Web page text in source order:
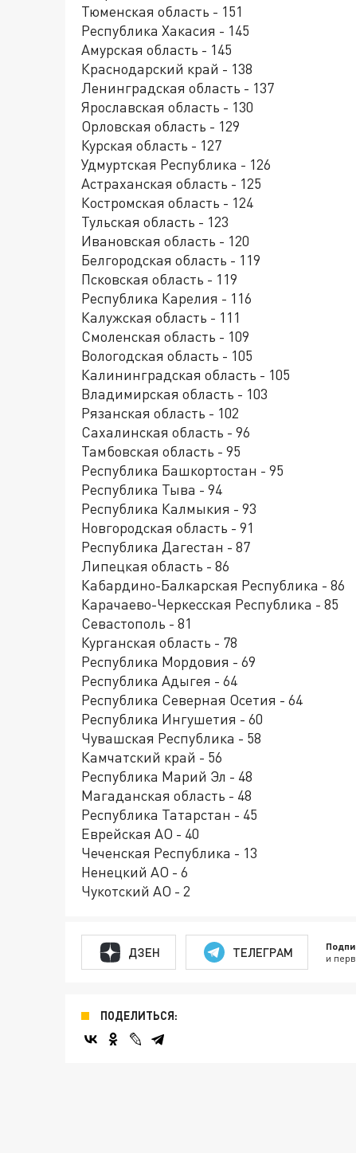
Тюменская область - 151
Республика Хакасия - 145
Амурская область - 145
Краснодарский край - 138
Ленинградская область - 137
Ярославская область - 130
Орловская область - 129
Курская область - 127
Удмуртская Республика - 126
Астраханская область - 125
Костромская область - 124
Тульская область - 123
Ивановская область - 120
Белгородская область - 119
Псковская область - 119
Республика Карелия - 116
Калужская область - 111
Смоленская область - 109
Вологодская область - 105
Калининградская область - 105
Владимирская область - 103
Рязанская область - 102
Сахалинская область - 96
Тамбовская область - 95
Республика Башкортостан - 95
Республика Тыва - 94
Республика Калмыкия - 93
Новгородская область - 91
Республика Дагестан - 87
Липецкая область - 86
Кабардино-Балкарская Республика - 86
Карачаево-Черкесская Республика - 85
Севастополь - 81
Курганская область - 78
Республика Мордовия - 69
Республика Адыгея - 64
Республика Северная Осетия - 64
Республика Ингушетия - 60
Чувашская Республика - 58
Камчатский край - 56
Республика Марий Эл - 48
Магаданская область - 48
Республика Татарстан - 45
Еврейская АО - 40
Чеченская Республика - 13
Ненецкий АО - 6
Чукотский АО - 2
ДЗЕН ТЕЛЕГРАМ и
ПОДЕЛИТЬСЯ: